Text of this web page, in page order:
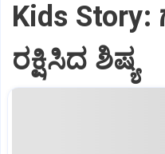
Kids Story:
ರಕ್ಷಿಸಿದ ಶಿಷ್ಯ